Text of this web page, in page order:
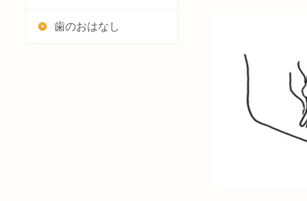
歯のおはなし